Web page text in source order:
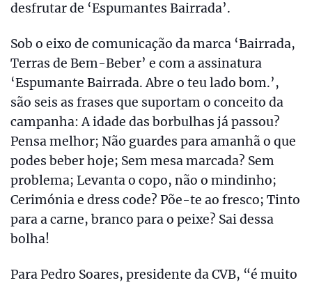
desfrutar de ‘Espumantes Bairrada’.
Sob o eixo de comunicação da marca ‘Bairrada,
Terras de Bem-Beber’ e com a assinatura
‘Espumante Bairrada. Abre o teu lado bom.’,
são seis as frases que suportam o conceito da
campanha: A idade das borbulhas já passou?
Pensa melhor; Não guardes para amanhã o que
podes beber hoje; Sem mesa marcada? Sem
problema; Levanta o copo, não o mindinho;
Cerimónia e dress code? Põe-te ao fresco; Tinto
para a carne, branco para o peixe? Sai dessa
bolha!
Para Pedro Soares, presidente da CVB, “é muito